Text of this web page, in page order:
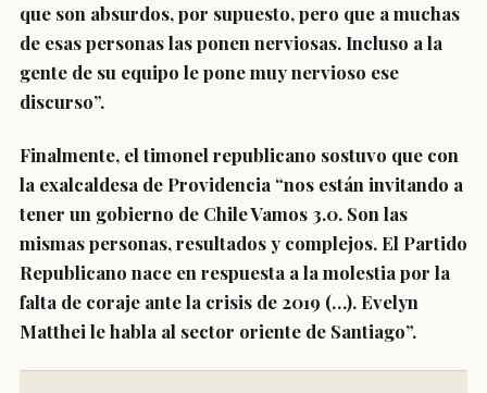
que son absurdos, por supuesto, pero que a muchas
de esas personas las ponen nerviosas. Incluso a la
gente de su equipo le pone muy nervioso ese
discurso”.
Finalmente, el timonel republicano sostuvo que con
la exalcaldesa de Providencia “nos están invitando a
tener un gobierno de Chile Vamos 3.0. Son las
mismas personas, resultados y complejos. El Partido
Republicano nace en respuesta a la molestia por la
falta de coraje ante la crisis de 2019 (…). Evelyn
Matthei le habla al sector oriente de Santiago”.